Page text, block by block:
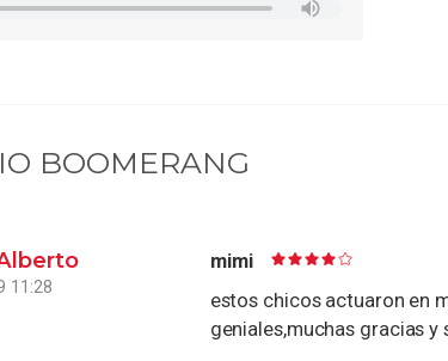
BOOMERANG
11:28
mimi
estos chicos actuaron en
geniales,muchas gracias